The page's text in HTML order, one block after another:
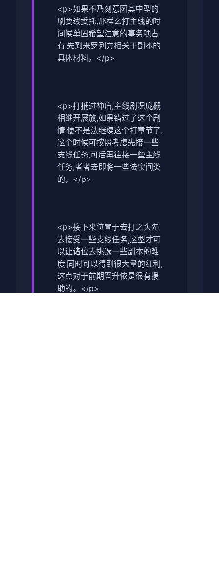
<p>如果不乃刻意图其中型的
刷要线委托,那样么打主线的时
间候单固希望注意的事务项占
有,先到来罗列方相关于副本的
具体材料。</p>
<p>打抵过神庙,主线剧况庞概
相继开展放,如果错过了这个剧
情,便不是法继续这个打章节了,
这个时候可按照考虑先接一些
支线任务,可后再往接一些主线
任务,者者去即将一些法宝间类
的。</p>
<p>接下来位置于去打之头先
去接受一些支线任务,这型才可
以让诸位去挑选一些副本的难
度,同时可以得到很大量的红利,
这点对于前期晋升依是很有援
助的。</p>